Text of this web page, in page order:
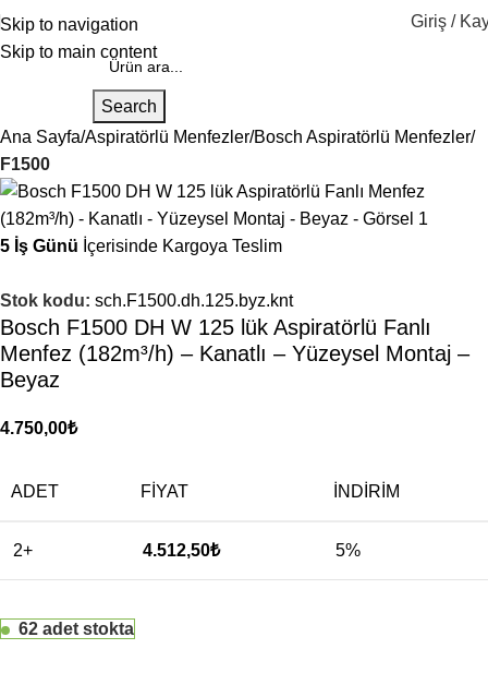
Skip to navigation
Skip to main content
Giriş /
Search
Ana Sayfa Aspiratörlü Menfezler Bosch Aspiratörlü Menfezler
F1500
5 İş Günü İçerisinde Kargoya Teslim
Stok kodu: sch.F1500.dh.125.byz.knt
Bosch F1500 DH W 125 lük Aspiratörlü Fanlı
Menfez (182m³/h) – Kanatlı – Yüzeysel Montaj –
Beyaz
4.750,00₺
ADET FIYAT İNDIRIM
2+ 4.512,50₺ 5%
62 adet stokta